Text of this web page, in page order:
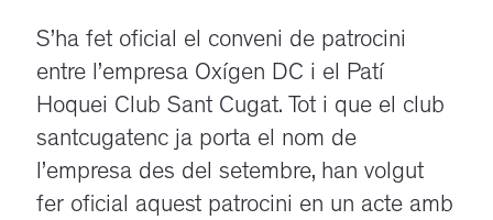
S’ha fet oficial el conveni de patrocini
entre l’empresa Oxígen DC i el Patí
Hoquei Club Sant Cugat. Tot i que el club
santcugatenc ja porta el nom de
l’empresa des del setembre, han volgut
fer oficial aquest patrocini en un acte amb